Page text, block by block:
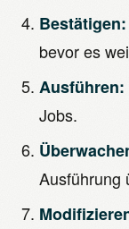
Bestätigen:
bevor es
Ausführen:
Jobs.
Ausführung